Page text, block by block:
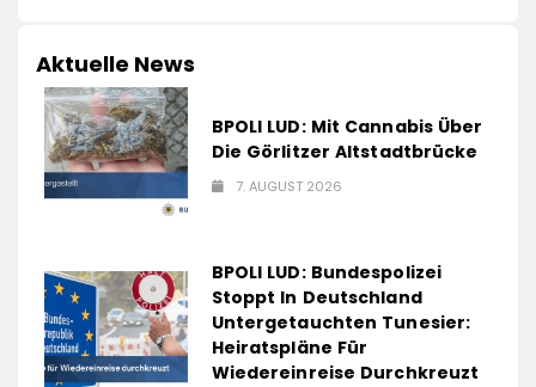
Aktuelle News
BPOLI LUD: Mit Cannabis Über
Die Görlitzer Altstadtbrücke
7. AUGUST 2026
BPOLI LUD: Bundespolizei
Stoppt In Deutschland
Untergetauchten Tunesier:
Heiratspläne Für
Wiedereinreise Durchkreuzt